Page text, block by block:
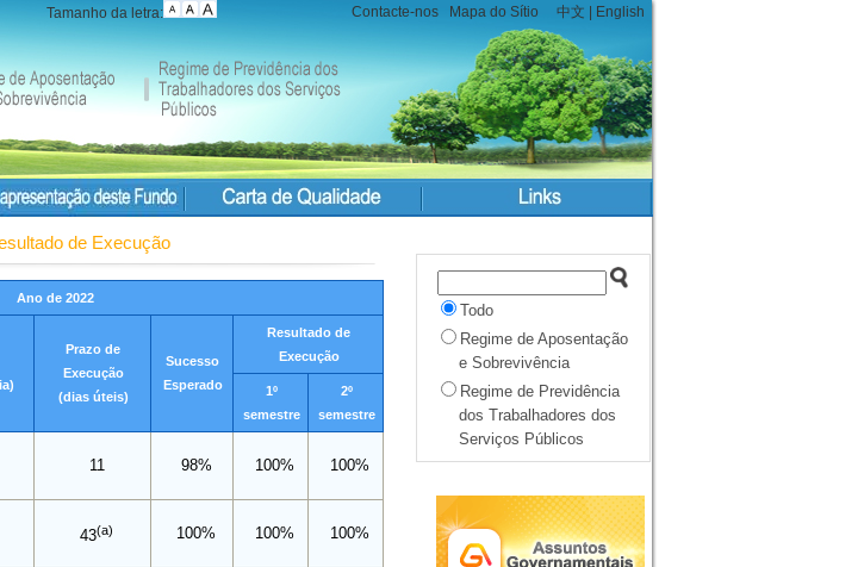
Tamanho da letra: Contacte-nos Mapa do Sítio 中文 English
de Execução
Ano de 2022
Prazo de
Execução
(dias úteis)
Sucesso
Esperado
Resultado de
Execução
1º
semestre
2º
semestre
11 98% 100% 100%
43(a) 100% 100% 100%
Todo
Regime de Aposentação
e Sobrevivência
Regime de Previdência
dos Trabalhadores dos
Serviços Públicos